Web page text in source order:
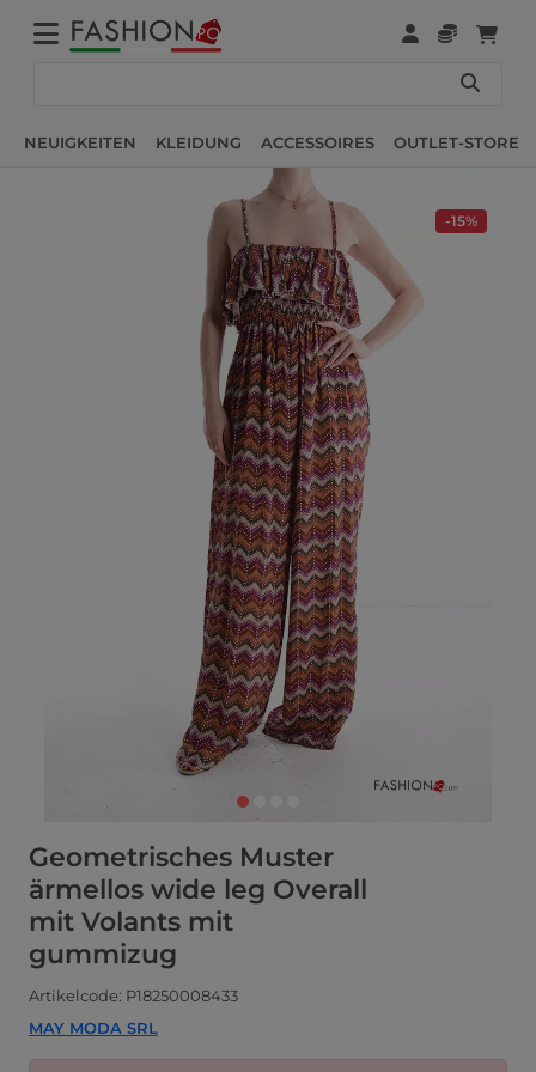
NEUIGKEITEN KLEIDUNG ACCESSOIRES OUTLET-STORE
-15%
Geometrisches Muster
ärmellos wide leg Overall
mit Volants mit
gummizug
Artikelcode: P18250008433
MAY MODA SRL